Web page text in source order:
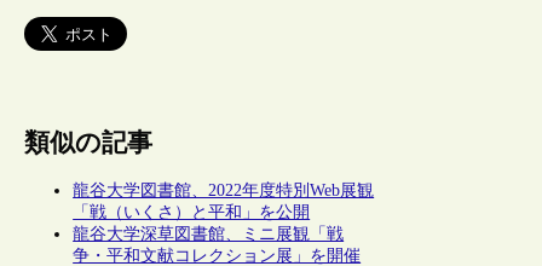
類似の記事
龍谷大学図書館、2022年度特別Web展観
「戦（いくさ）と平和」を公開
龍谷大学深草図書館、ミニ展観「戦
争・平和文献コレクション展」を開催